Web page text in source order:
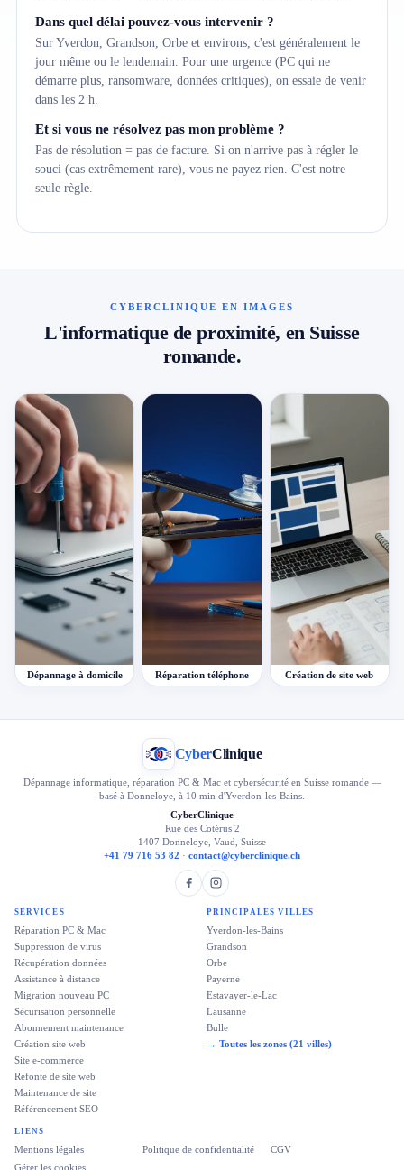
Dans quel délai pouvez-vous intervenir ?
Sur Yverdon, Grandson, Orbe et environs, c'est généralement le
jour même ou le lendemain. Pour une urgence (PC qui ne
démarre plus, ransomware, données critiques), on essaie de venir
dans les 2 h.
Et si vous ne résolvez pas mon problème ?
Pas de résolution = pas de facture. Si on n'arrive pas à régler le
souci (cas extrêmement rare), vous ne payez rien. C'est notre
seule règle.
CYBERCLINIQUE EN IMAGES
L'informatique de proximité, en Suisse
romande.
Dépannage à domicile Réparation téléphone Création de site web
CyberClinique
Dépannage informatique, réparation PC & Mac et cybersécurité en Suisse romande —
basé à Donneloye, à 10 min d'Yverdon-les-Bains.
CyberClinique
Rue des Cotérus 2
1407 Donneloye, Vaud, Suisse
+41 79 716 53 82 · contact@cyberclinique.ch
SERVICES
Réparation PC & Mac
Suppression de virus
Récupération données
Assistance à distance
Migration nouveau PC
Sécurisation personnelle
Abonnement maintenance
Création site web
Site e-commerce
Refonte de site web
Maintenance de site
Référencement SEO
PRINCIPALES VILLES
Yverdon-les-Bains
Grandson
Orbe
Payerne
Estavayer-le-Lac
Lausanne
Bulle
→ Toutes les zones (21 villes)
LIENS
Mentions légales Politique de confidentialité
CGV
Gérer les cookies